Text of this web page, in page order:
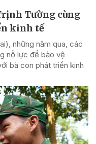
Tường cùng
kinh tế
những năm qua, các
nỗ lực để bảo vệ
bà con phát triển kinh